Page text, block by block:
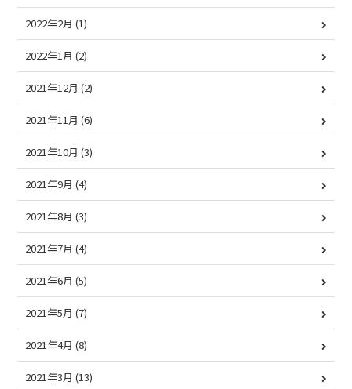
2022年2月 (1)
2022年1月 (2)
2021年12月 (2)
2021年11月 (6)
2021年10月 (3)
2021年9月 (4)
2021年8月 (3)
2021年7月 (4)
2021年6月 (5)
2021年5月 (7)
2021年4月 (8)
2021年3月 (13)